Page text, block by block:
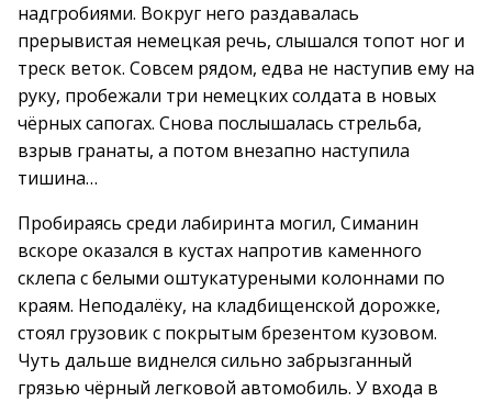
надгробиями. Вокруг него раздавалась
прерывистая немецкая речь, слышался топот ног и
треск веток. Совсем рядом, едва не наступив ему на
руку, пробежали три немецких солдата в новых
чёрных сапогах. Снова послышалась стрельба,
взрыв гранаты, а потом внезапно наступила
тишина…
Пробираясь среди лабиринта могил, Симанин
вскоре оказался в кустах напротив каменного
склепа с белыми оштукатуреными колоннами по
краям. Неподалёку, на кладбищенской дорожке,
стоял грузовик с покрытым брезентом кузовом.
Чуть дальше виднелся сильно забрызганный
грязью чёрный легковой автомобиль. У входа в